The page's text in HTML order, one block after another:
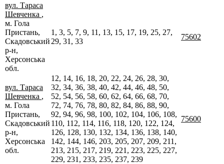
вул. Тараса
Шевченка ,
м. Гола
Пристань,
Скадовський
р-н,
Херсонська
обл.
1, 3, 5, 7, 9, 11, 13, 15, 17, 19, 25, 27,
29, 31, 33
75602
вул. Тараса
Шевченка ,
м. Гола
Пристань,
Скадовський
р-н,
Херсонська
обл.
12, 14, 16, 18, 20, 22, 24, 26, 28, 30,
32, 34, 36, 38, 40, 42, 44, 46, 48, 50,
52, 54, 56, 58, 60, 62, 64, 66, 68, 70,
72, 74, 76, 78, 80, 82, 84, 86, 88, 90,
92, 94, 96, 98, 100, 102, 104, 106, 108,
110, 112, 114, 116, 118, 120, 122, 124,
126, 128, 130, 132, 134, 136, 138, 140,
142, 144, 146, 203, 205, 207, 209, 211,
213, 215, 217, 219, 221, 223, 225, 227,
229, 231, 233, 235, 237, 239
75600